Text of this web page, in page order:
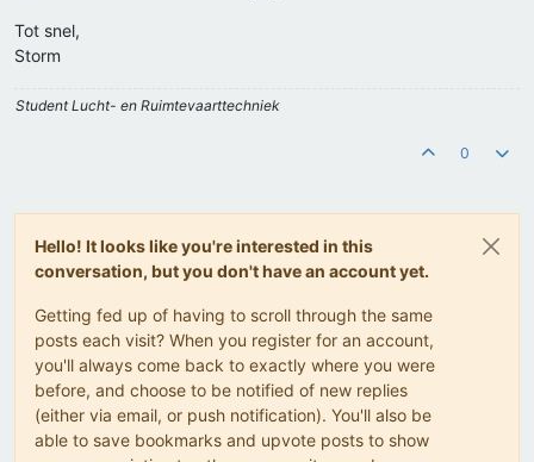
Tot snel,
Storm
Student Lucht- en Ruimtevaarttechniek
0
Hello! It looks like you're interested in this
conversation, but you don't have an account yet.
Getting fed up of having to scroll through the same
posts each visit? When you register for an account,
you'll always come back to exactly where you were
before, and choose to be notified of new replies
(either via email, or push notification). You'll also be
able to save bookmarks and upvote posts to show